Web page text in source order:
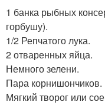
1 банка рыбных
горбушу).
1/2 Репчатого лука.
2 отваренных яйца.
Немного зелени.
Пара корнишончиков.
Мягкий творог или